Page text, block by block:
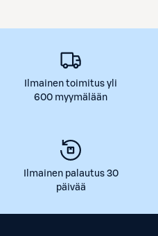
Ilmainen toimitus yli
600 myymälään
Ilmainen palautus 30
päivää